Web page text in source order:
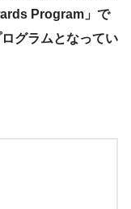
Program」で
グラムとなってい